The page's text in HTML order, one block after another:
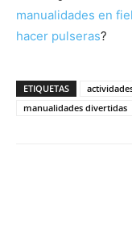
manualidades en
hacer pulseras?
ETIQUETAS
manualidades divertidas